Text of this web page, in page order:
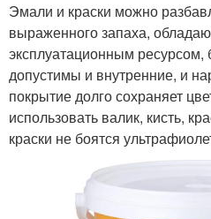
Эмали и краски можно
выраженного запаха,
эксплуатационным
допустимы и внутренние, и
покрытие долго сохраняет
использовать валик, кисть,
краски не боятся